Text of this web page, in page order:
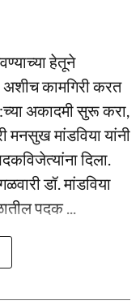
हेतूने
कामगिरी करत
अकादमी सुरू करा,
मनसुख मांडविया यांनी
दिला.
डॉ. मांडविया
पदक ...